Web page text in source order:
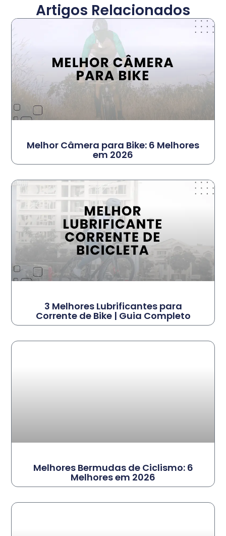
Artigos Relacionados
Melhor Câmera para Bike: 6 Melhores
em 2026
3 Melhores Lubrificantes para
Corrente de Bike | Guia Completo
Melhores Bermudas de Ciclismo: 6
Melhores em 2026